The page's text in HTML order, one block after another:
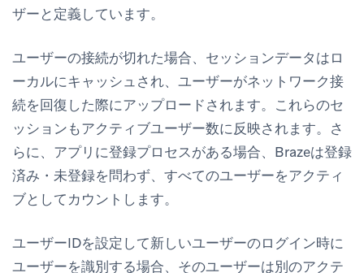
ザーと定義しています。
ユーザーの接続が切れた場合、セッションデータはロ
ーカルにキャッシュされ、ユーザーがネットワーク接
続を回復した際にアップロードされます。これらのセ
ッションもアクティブユーザー数に反映されます。さ
らに、アプリに登録プロセスがある場合、Brazeは登録
済み・未登録を問わず、すべてのユーザーをアクティ
ブとしてカウントします。
ユーザーIDを設定して新しいユーザーのログイン時に
ユーザーを識別する場合、そのユーザーは別のアクテ